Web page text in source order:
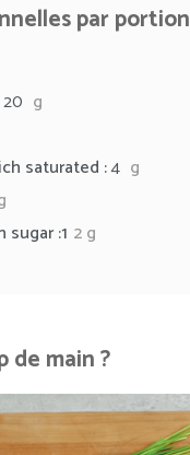
par portion
20 g
saturated :4 g
:1 2 g
de main ?